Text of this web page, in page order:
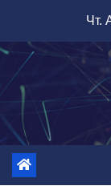
содержимому
Чт.